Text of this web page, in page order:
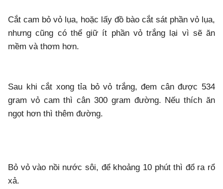
Cắt cam bỏ vỏ lụa, hoặc lấy đồ bào cắt sát phần vỏ lụa,
nhưng cũng có thể giữ ít phần vỏ trắng lại vì sẽ ăn
mềm và thơm hơn.
Sau khi cắt xong tỉa bỏ vỏ trắng, đem cân được 534
gram vỏ cam thì cân 300 gram đường. Nếu thích ăn
ngọt hơn thì thêm đường.
Bỏ vỏ vào nồi nước sôi, để khoảng 10 phút thì đổ ra rổ
xả.